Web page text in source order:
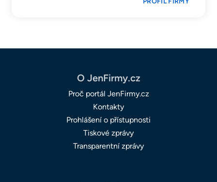
O JenFirmy.cz
Proč portál JenFirmy.cz
Kontakty
Prohlášení o přístupnosti
Tiskové zprávy
Transparentní zprávy